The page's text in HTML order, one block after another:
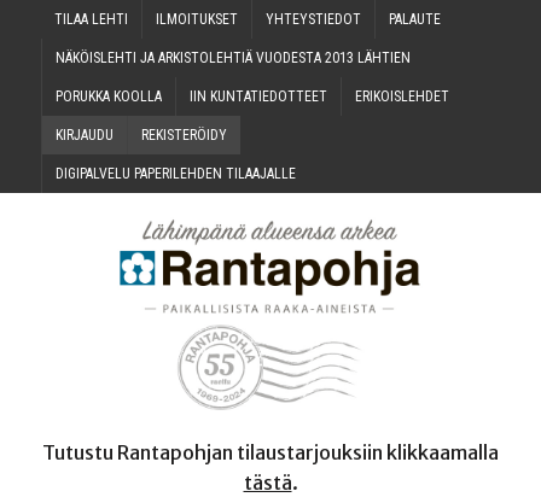
TILAA LEH­TI ILMOI­TUK­SET YHTEYS­TIE­DOT PALAU­TE
NÄKÖIS­LEH­TI JA ARKIS­TO­LEH­TIÄ VUO­DES­TA 2013 LÄHTIEN
PORUK­KA KOOLLA IIN KUN­TA­TIE­DOT­TEET ERI­KOIS­LEH­DET
KIR­JAU­DU REKIS­TE­RÖI­DY
DIGI­PAL­VE­LU PAPE­RI­LEH­DEN TILAAJALLE
Tutustu Rantapohjan tilaustarjouksiin klikkaamalla
tästä.